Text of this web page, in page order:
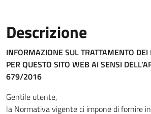
Descrizione
INFORMAZIONE SUL TRATTAMENTO DEI
PER QUESTO SITO WEB AI SENSI
679/2016
Gentile utente,
la Normativa vigente ci impone di fornire